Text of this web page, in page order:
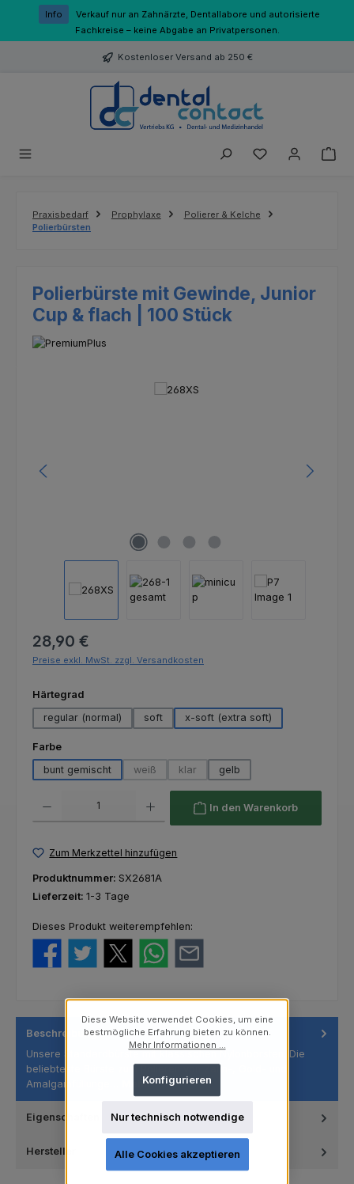
Zum Hauptinhalt springen
Info
Verkauf nur an Zahnärzte, Dentallabore und autorisierte
Fachkreise – keine Abgabe an Privatpersonen.
Kostenloser Versand ab 250 €
Du hast 0
Praxisbedarf Prophylaxe
Polierer & Kelche
Polierbürsten
Polierbürste mit Gewinde, Junior
Cup & flach | 100 Stück
Regulärer Preis:
28,90 €
Preise exkl. MwSt. zzgl. Versandkosten
Härtegrad
regular (normal)
soft x-soft (extra soft)
Farbeauswählen
bunt gemischt
weiß
(Diese Option ist zurzeit nicht verfügbar.)
klar
(Diese Option ist zurzeit nicht
gelb
In den Warenkorb
Zum Merkzettel hinzufügen
Produktnummer: SX2681A
Lieferzeit: 1-3 Tage
Dieses Produkt weiterempfehlen:
Beschreibung
Unsere Standardbürste mit klassischen Nylonborsten. Die
beliebteste Bürste zum Polieren von Zahn-, Gold- und
Amalgamfüllunge…
Mehr
Eigenschaften
Hersteller
Diese Website verwendet Cookies, um eine
bestmögliche Erfahrung bieten zu können.
Mehr Informationen ...
Nur technisch notwendige
Konfigurieren
Alle Cookies akzeptieren